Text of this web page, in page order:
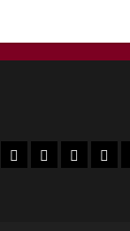
নিউজ
আলিপুরদুয়ার খবর
জলপাইগুড়ি খবর
শিলিগুড়ি